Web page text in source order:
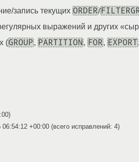
запись текущих ORDER/
выражений и других
(GROUP, PARTITION, FOR, EXPORT,
)
06:54:12 +00:00 (всего исправлений: 4)